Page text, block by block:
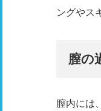
ングやス
膣の
膣内には